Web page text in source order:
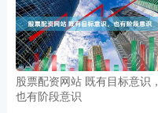
股票配资网站 既有目标意识，
也有阶段意识